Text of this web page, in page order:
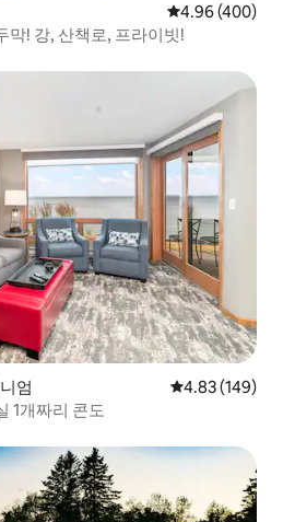
평점 4.96점(5
4.96 (400)
막! 강, 산책로, 프라이빗!
엄 평점 4.83점(5
4.83 (149)
1개짜리 콘도